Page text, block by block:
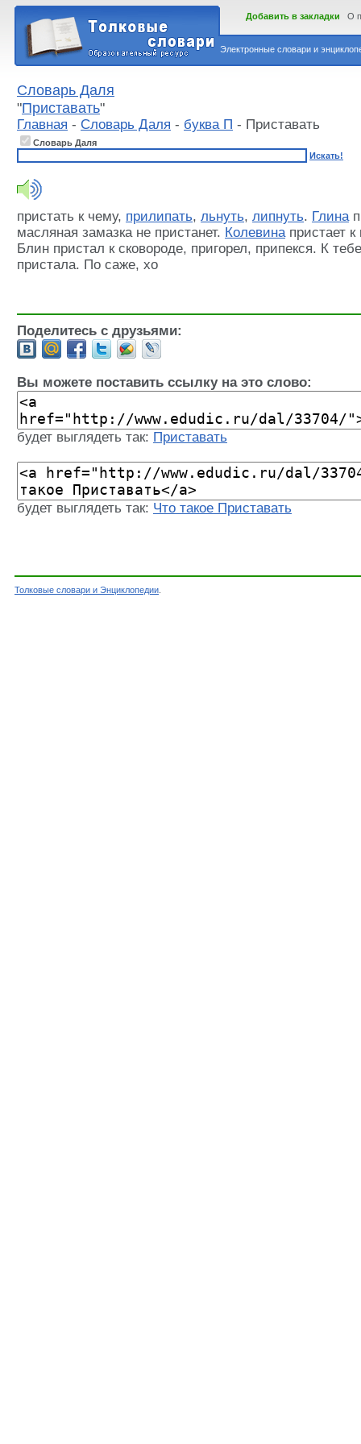
Электронные словари и
Добавить в закладки О
Словарь Даля
"Приставать"
Главная - Словарь Даля - буква П - Приставать
Словарь Даля
Искать!
пристать к чему, прилипать, льнуть, липнуть. Глина
масляная замазка не пристанет. Колевинапристает к
Блин пристал к сковороде, пригорел, припекся. К
пристала. По саже, хо
Поделитесь с друзьями:
Вы можете поставить ссылку на это слово:
будет выглядеть так: Приставать
будет выглядеть так: Что такое Приставать
Толковые словари и Энциклопедии